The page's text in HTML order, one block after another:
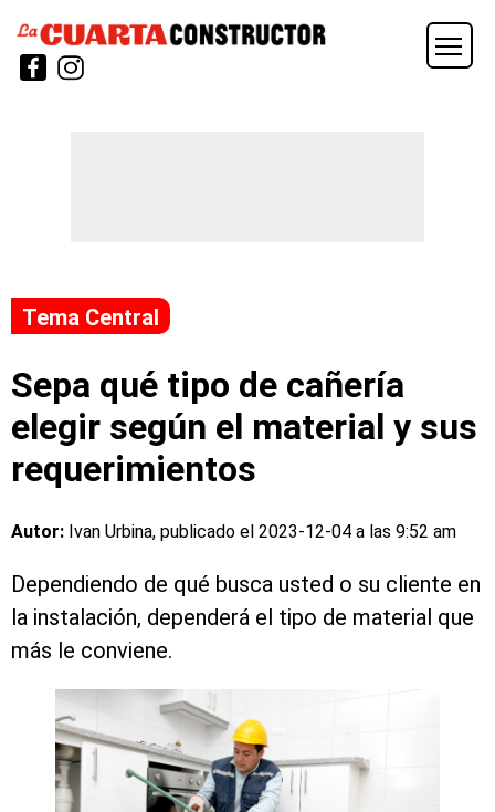
Tema Central
Sepa qué tipo de cañería
elegir según el material y sus
requerimientos
Autor: Ivan Urbina, publicado el 2023-12-04 a las 9:52 am
Dependiendo de qué busca usted o su cliente en
la instalación, dependerá el tipo de material que
más le conviene.